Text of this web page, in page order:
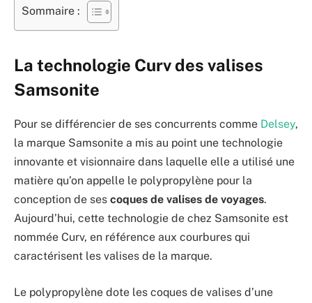
Sommaire :
La technologie Curv des valises
Samsonite
Pour se différencier de ses concurrents comme Delsey,
la marque Samsonite a mis au point une technologie
innovante et visionnaire dans laquelle elle a utilisé une
matière qu’on appelle le polypropylène pour la
conception de ses coques de valises de voyages.
Aujourd’hui, cette technologie de chez Samsonite est
nommée Curv, en référence aux courbures qui
caractérisent les valises de la marque.
Le polypropylène dote les coques de valises d’une